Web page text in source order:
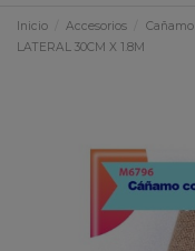
Inicio Accesorios Cañamo
LATERAL 30CM X 1.8M